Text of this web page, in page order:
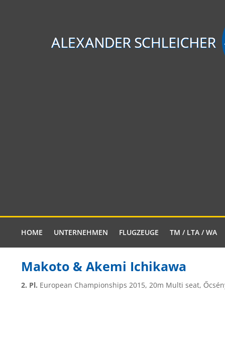
HOME UNTERNEHMEN FLUGZEUGE TM / LTA / WA
Makoto & Akemi Ichikawa
2. Pl. European Championships 2015, 20m Multi seat,